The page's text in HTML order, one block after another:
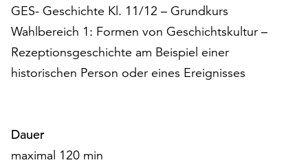
GES- Geschichte Kl. 11/12 – Grundkurs
Wahlbereich 1: Formen von Geschichtskultur –
Rezeptionsgeschichte am Beispiel einer
historischen Person oder eines Ereignisses
Dauer
maximal 120 min